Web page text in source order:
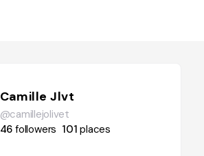
Camille Jlvt
@camillejolivet
46 followers 101places